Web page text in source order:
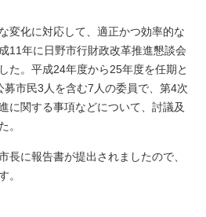
変化に対応して、適正かつ効率的な
11年に日野市行財政改革推進懇談会
た。平成24年度から25年度を任期と
市民3人を含む7人の委員で、第4次
に関する事項などについて、討議及
。
長に報告書が提出されましたので、
。